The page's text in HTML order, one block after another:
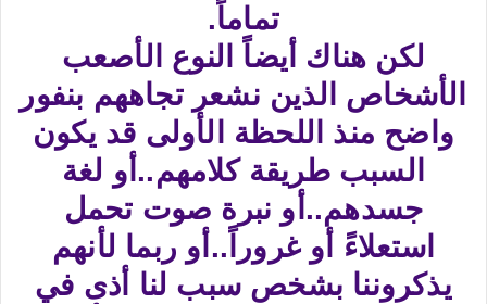
تماماً.
لكن هناك أيضاً النوع الأصعب
الأشخاص الذين نشعر تجاههم بنفور
واضح منذ اللحظة الأولى قد يكون
السبب طريقة كلامهم..أو لغة
جسدهم..أو نبرة صوت تحمل
استعلاءً أو غروراً..أو ربما لأنهم
يذكروننا بشخص سبب لنا أذى في